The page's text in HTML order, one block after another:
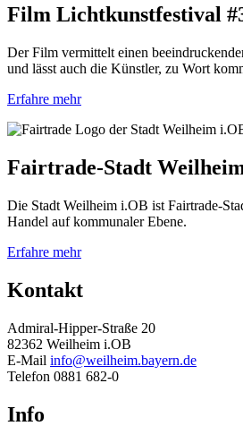
Film Lichtkunstfestival
Der Film vermittelt einen
und lässt auch die Künstler, zu Wort
Erfahre mehr
Fairtrade-Stadt
Die Stadt Weilheim i.OB ist Fairtrade-
Handel auf kommunaler Ebene.
Erfahre mehr
Kontakt
Admiral-Hipper-Straße 20
82362 Weilheim i.OB
E-Mail info@weilheim.bayern.de
Telefon 0881 682-0
Info